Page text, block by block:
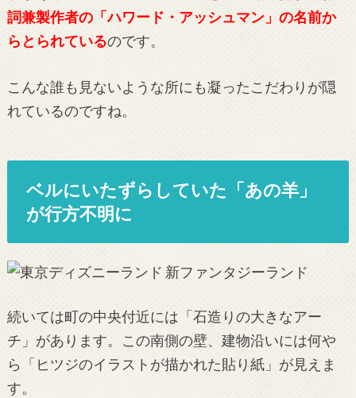
詞兼製作者の「ハワード・アッシュマン」の名前か
らとられているのです。
こんな誰も見ないような所にも凝ったこだわりが隠
れているのですね。
ベルにいたずらしていた「あの羊」
が行方不明に
続いては町の中央付近には「石造りの大きなアー
チ」があります。この南側の壁、建物沿いには何や
ら「ヒツジのイラストが描かれた貼り紙」が見えま
す。